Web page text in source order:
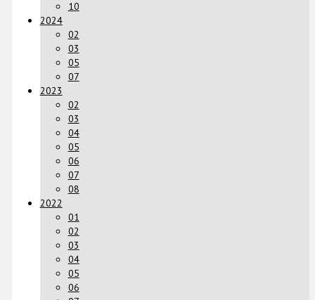
10
2024
02
03
05
07
2023
02
03
04
05
06
07
08
2022
01
02
03
04
05
06